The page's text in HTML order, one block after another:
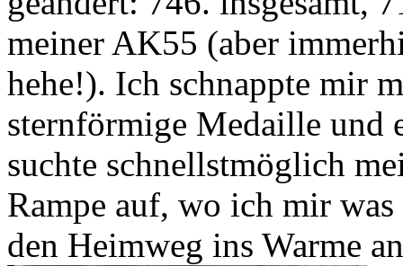
meiner AK55 (aber
hehe!). Ich schnappte mir
sternförmige Medaille und
suchte schnellstmöglich
Rampe auf, wo ich mir
den Heimweg ins Warme